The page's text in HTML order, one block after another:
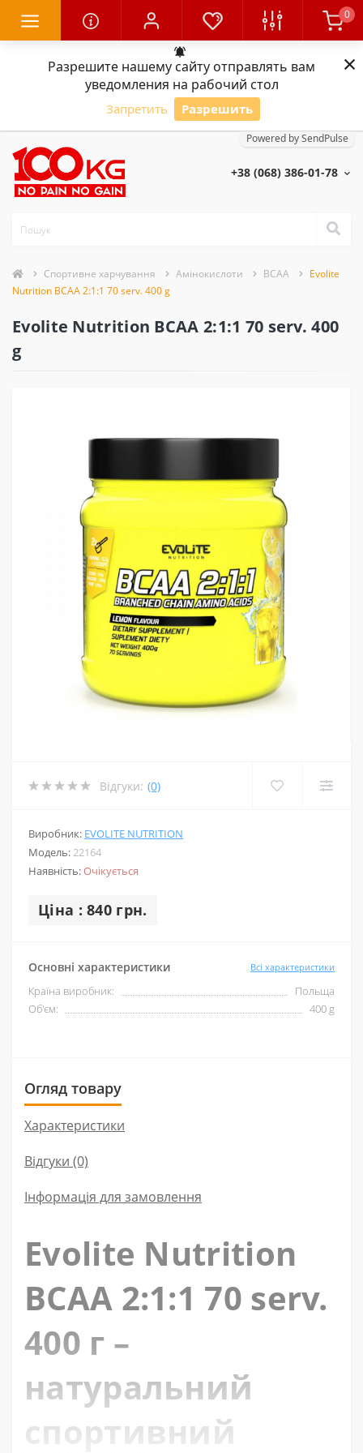
Разрешите нашему сайту отправлять вам
уведомления на рабочий стол
Запретить Разрешить
Powered by SendPulse
×
0
+38 (068) 386-01-78
Спортивне харчування Амінокислоти BCAA
Evolite
Nutrition BCAA 2:1:1 70 serv. 400 g
Evolite Nutrition BCAA 2:1:1 70 serv. 400
g
Відгуки: (0)
Виробник: EVOLITE NUTRITION
Модель:22164
Наявність:Очікується
Ціна : 840 грн.
Основні характеристики Всі характеристики
Країна виробник:
Польща
Об'єм:
400 g
Огляд товару
Характеристики
Відгуки (0)
Інформація для замовлення
Evolite Nutrition
BCAA 2:1:1 70 serv.
400 г –
натуральний
спортивний